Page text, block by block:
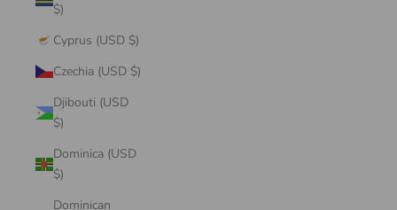
$)
Cyprus (USD $)
Czechia (USD $)
Djibouti (USD
$)
Dominica (USD
$)
Dominican